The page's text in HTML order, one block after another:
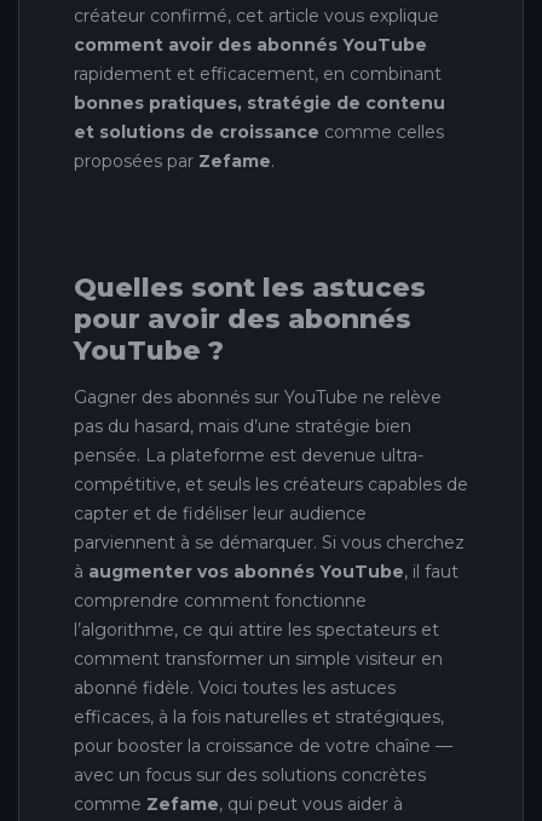
créateur confirmé, cet article vous explique
comment avoir des abonnés YouTube
rapidement et efficacement, en combinant
bonnes pratiques, stratégie de contenu
et solutions de croissance comme celles
proposées par Zefame.
Quelles sont les astuces
pour avoir des abonnés
YouTube ?
Gagner des abonnés sur YouTube ne relève
pas du hasard, mais d’une stratégie bien
pensée. La plateforme est devenue ultra-
compétitive, et seuls les créateurs capables de
capter et de fidéliser leur audience
parviennent à se démarquer. Si vous cherchez
à augmenter vos abonnés YouTube, il faut
comprendre comment fonctionne
l’algorithme, ce qui attire les spectateurs et
comment transformer un simple visiteur en
abonné fidèle. Voici toutes les astuces
efficaces, à la fois naturelles et stratégiques,
pour booster la croissance de votre chaîne —
avec un focus sur des solutions concrètes
comme Zefame, qui peut vous aider à